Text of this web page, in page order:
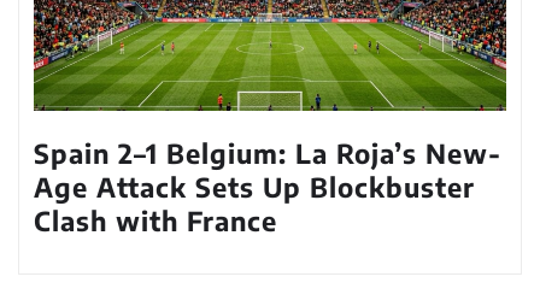
Spain 2–1 Belgium: La Roja’s New-
Age Attack Sets Up Blockbuster
Clash with France